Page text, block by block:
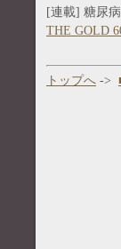
[連載] 糖尿
THE GOLD
トップへ ->